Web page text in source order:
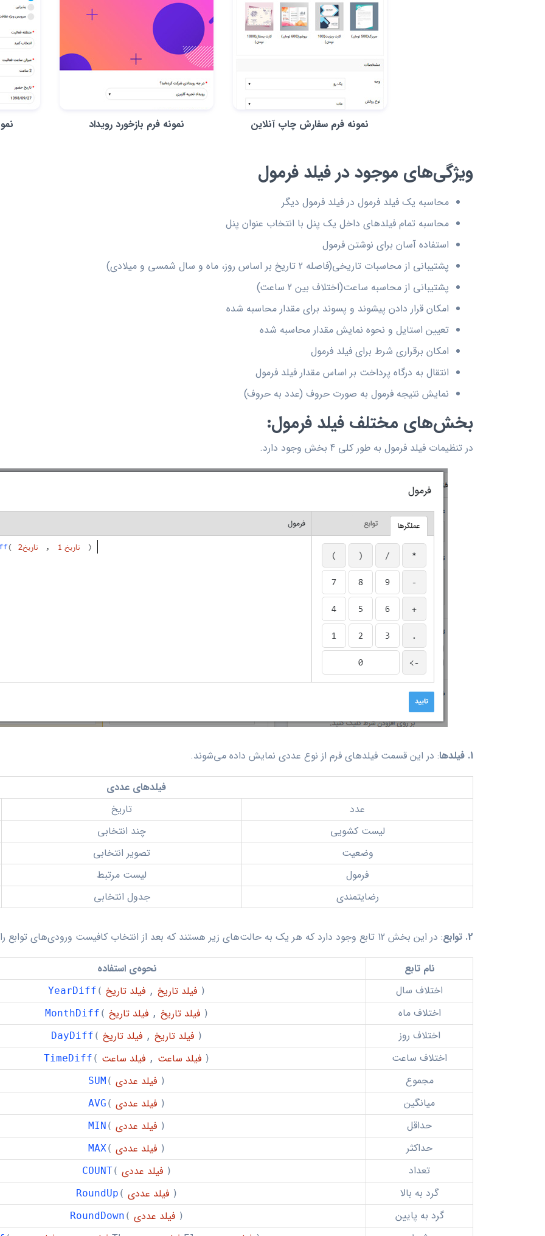
نمونه فرم سفارش چاپ آنلاین نمونه فرم بازخورد رویداد
ویژگی‌های موجود در فیلد فرمول
محاسبه یک فیلد فرمول در فیلد فرمول دیگر
محاسبه تمام فیلدهای داخل یک پنل با انتخاب عنوان پنل
استفاده آسان برای نوشتن فرمول
پشتیبانی از محاسبات تاریخی(فاصله 2 تاریخ بر اساس روز، ماه و سال شمسی و میلادی)
پشتیبانی از محاسبه ساعت(اختلاف بین 2 ساعت)
امکان قرار دادن پیشوند و پسوند برای مقدار محاسبه شده
تعیین استایل و نحوه نمایش مقدار محاسبه شده
امکان برقراری شرط برای فیلد فرمول
انتقال به درگاه پرداخت بر اساس مقدار فیلد فرمول
نمایش نتیجه فرمول به صورت حروف (عدد به حروف)
بخش‌های مختلف فیلد فرمول:
در تنظیمات فیلد فرمول به طور کلی 4 بخش وجود دارد.
1. فیلدها : در این قسمت فیلدهای فرم از نوع عددی نمایش داده می‌شوند.
فیلدهای عددی
عدد
تاریخ
لیست کشویی
چند انتخابی
وضعیت
تصویر انتخابی
فرمول
لیست مرتبط
رضایتمندی
جدول انتخابی
2. توابع : در این بخش 12 تابع وجود دارد که هر یک به حالت‌های زیر هستند که بعد از انتخاب کافیست ورودی‌های توابع را از فیلدهای موجود انتخاب کنید.
نام تابع
نحوه‌ی استفاده
اختلاف سال
YearDiff ( فیلد تاریخ , فیلد تاریخ )
اختلاف ماه MonthDiff ( فیلد تاریخ , فیلد تاریخ )
اختلاف روز DayDiff ( فیلد تاریخ , فیلد تاریخ )
اختلاف ساعت TimeDiff ( فیلد ساعت , فیلد ساعت )
مجموع SUM ( فیلد عددی )
میانگین AVG ( فیلد عددی )
حداقل MIN ( فیلد عددی )
حداکثر MAX( فیلد عددی )
تعداد COUNT( فیلد عددی )
گرد به بالا RoundUp ( فیلد عددی )
گرد به پایین RoundDown ( فیلد عددی )